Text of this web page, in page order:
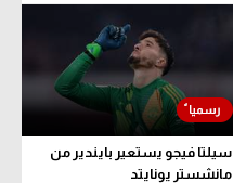
سيلتا فيجو يستعير بايندير من
مانشستر يونايتد